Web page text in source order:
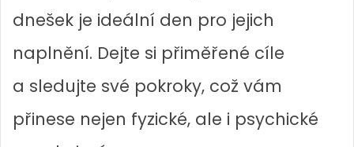
dnešek je ideální den pro jejich
naplnění. Dejte si přiměřené cíle
a sledujte své pokroky, což vám
přinese nejen fyzické, ale i psychické